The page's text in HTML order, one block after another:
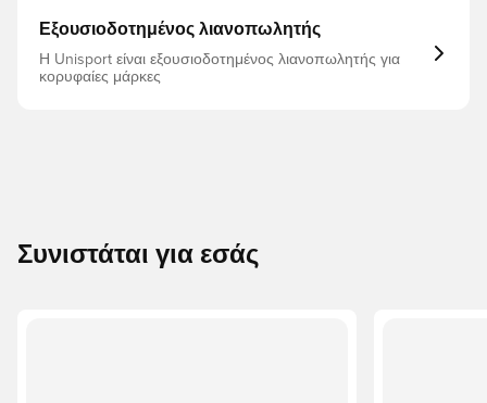
Εξουσιοδοτημένος λιανοπωλητής
Η Unisport είναι εξουσιοδοτημένος λιανοπωλητής για
κορυφαίες μάρκες
Συνιστάται για εσάς